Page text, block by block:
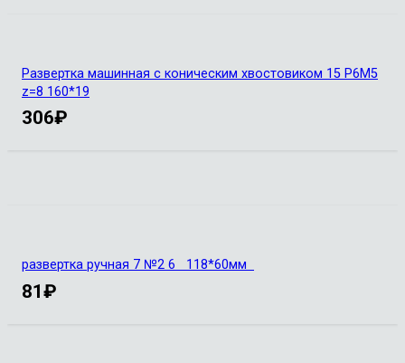
Развертка машинная с коническим хвостовиком 15 Р6М5
z=8 160*19
306₽
развертка ручная 7 №2 6 118*60мм
81₽